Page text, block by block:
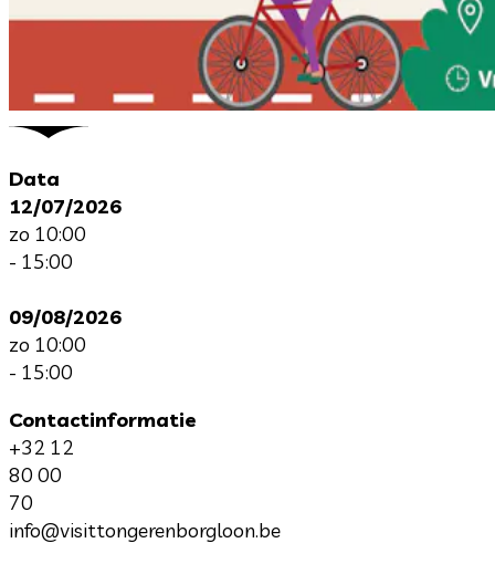
Data
12/07/2026
zo 10:00
- 15:00
09/08/2026
zo 10:00
- 15:00
Contactinformatie
+32 12
80 00
70
info@visittongerenborgloon.be